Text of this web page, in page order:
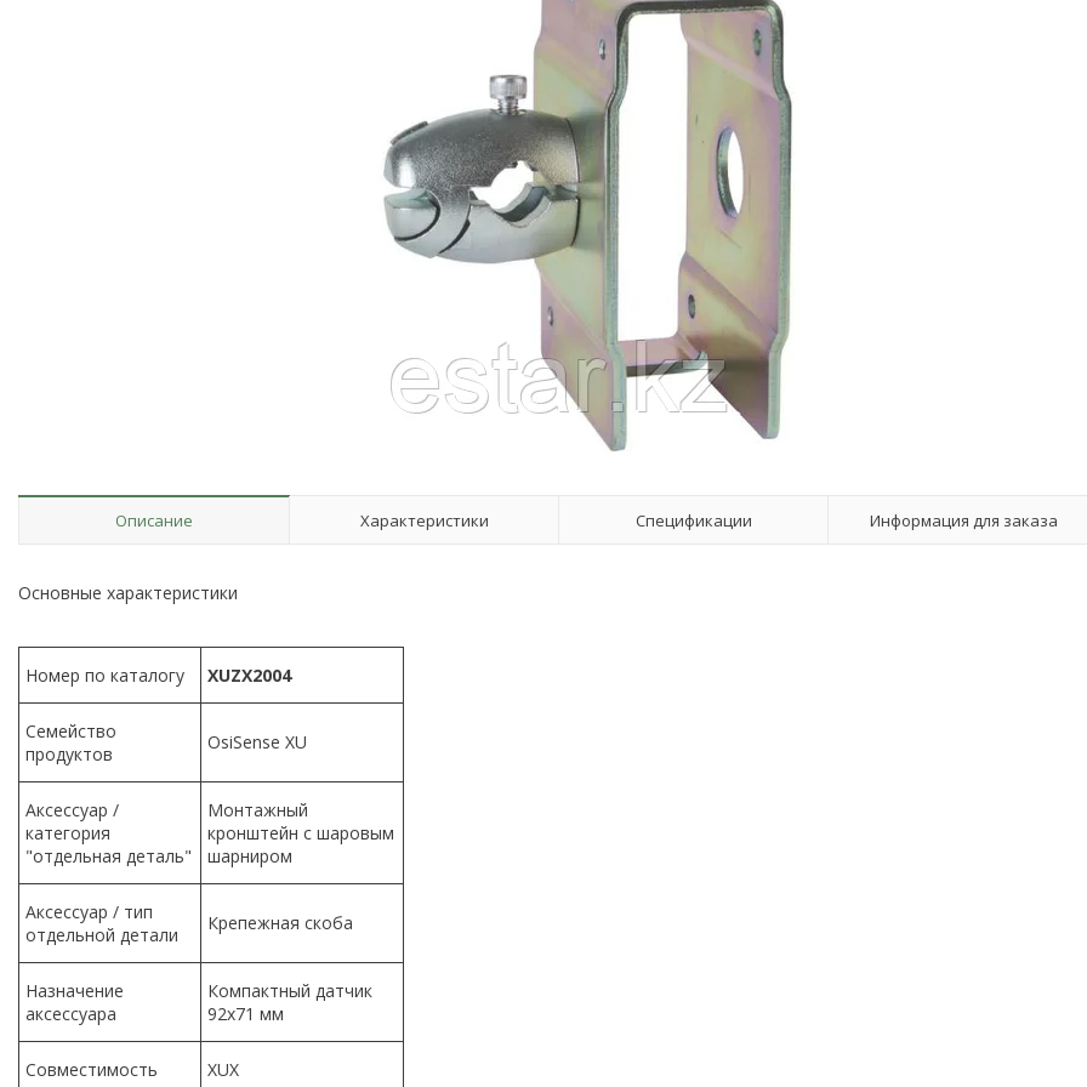
Описание Характеристики Спецификации Информация для заказа
Основные характеристики
Номер по каталогу XUZX2004
Семейство
продуктов
OsiSense XU
Аксессуар /
категория
"отдельная деталь"
Монтажный
кронштейн с шаровым
шарниром
Аксессуар / тип
отдельной детали
Крепежная скоба
Назначение
аксессуара
Компактный датчик
92х71 мм
Совместимость
XUX